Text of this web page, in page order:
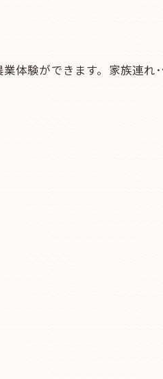
体験ができます。家族連れ